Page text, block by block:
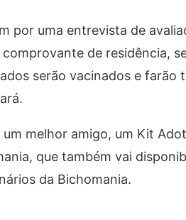
por uma entrevista de
de residência,
serão vacinados e farão
melhor amigo, um Kit
que também vai
da Bichomania.